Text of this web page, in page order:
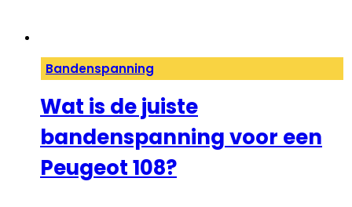
Bandenspanning
Wat is de juiste
bandenspanning voor een
Peugeot 108?